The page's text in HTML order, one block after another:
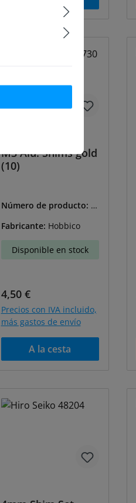
M3 Alu. Shims gold
(10)
Número de producto: H
Fabricante: Hobbico
Disponible en stock
Precio normal:
4,50 €
Precios con IVA incluido,
más gastos de envío
A la cesta